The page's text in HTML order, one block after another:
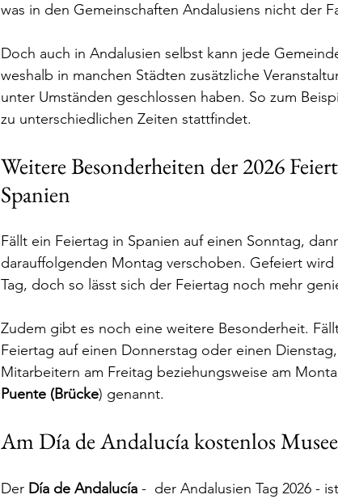
was in den Gemeinschaften Andalusiens nicht der
Doch auch in Andalusien selbst kann jede
weshalb in manchen Städten zusätzliche
unter Umständen geschlossen haben. So zum
zu unterschiedlichen Zeiten stattfindet.
Weitere Besonderheiten der 2026
Spanien
Fällt ein Feiertag in Spanien auf einen Sonntag,
darauffolgenden Montag verschoben. Gefeiert
Tag, doch so lässt sich der Feiertag noch mehr
Zudem gibt es noch eine weitere Besonderheit.
Feiertag auf einen Donnerstag oder einen
Mitarbeitern am Freitag beziehungsweise am
Puente (Brücke) genannt.
Am Día de Andalucía kostenlos
Der Día de Andalucía -  der Andalusien Tag 2026 -